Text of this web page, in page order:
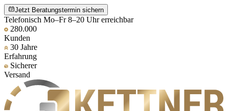
Jetzt Beratungstermin sichern
Telefonisch Mo–Fr 8–20 Uhr erreichbar
280.000
Kunden
30 Jahre
Erfahrung
Sicherer
Versand